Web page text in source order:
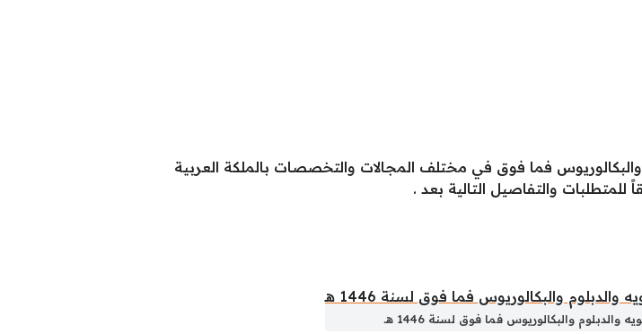
فما فوق في مختلف المجالات والتخصصات بالملكة العربية
والتفاصيل التالية بعد .
والبكالوريوس فما فوق لسنة 1446 هـ